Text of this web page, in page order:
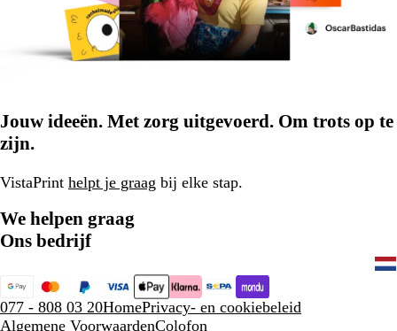
Jouw ideeën. Met zorg uitgevoerd. Om trots op te
zijn.
VistaPrint helpt je graag bij elke stap.
We helpen graag
Ons bedrijf
077 - 808 03 20HomePrivacy- en cookiebeleid
Algemene VoorwaardenColofon